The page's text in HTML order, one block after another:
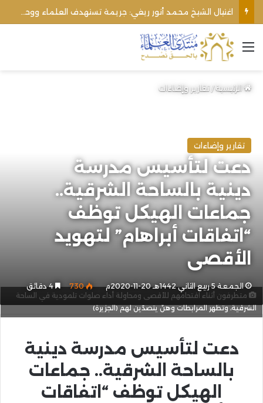
القائمة
الرئيسية/تقارير وإضاءات
تقارير وإضاءات
دعت لتأسيس مدرسة
دينية بالساحة الشرقية..
جماعات الهيكل توظف
“اتفاقات أبراهام” لتهويد
الأقصى
الجمعة 5 ربيع الثاني 1442هـ 20-11-2020م 730 4 دقائق
متطرفون أثناء اقتحامهم للأقصى ومحاولة أداء صلوات تلمودية في الساحة
الشرقية، وتظهر المرابطات وهنّ يتصدّين لهم (الجزيرة)
دعت لتأسيس مدرسة دينية
بالساحة الشرقية.. جماعات
الهيكل توظف “اتفاقات